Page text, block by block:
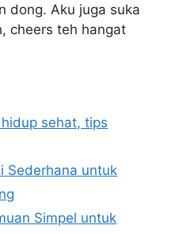
dong. Aku juga suka
cheers teh hangat
sehat, tips
Sederhana untuk
Simpel untuk